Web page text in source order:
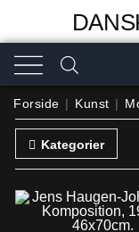
Forside | Kunst |
Kategorier